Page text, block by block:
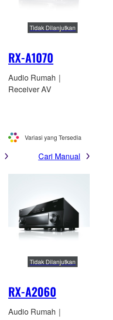
RX-A1070
Tidak Dilanjutkan
Audio Rumah｜
Receiver AV
Variasi yang Tersedia
Cari Manual
RX-A2060
Tidak Dilanjutkan
Audio Rumah｜